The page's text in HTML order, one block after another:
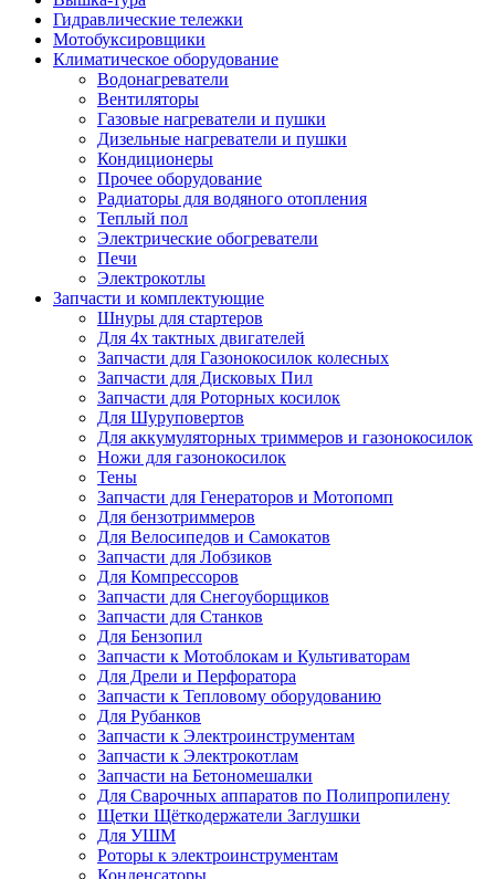
Гидравлические тележки
Мотобуксировщики
Климатическое оборудование
Водонагреватели
Вентиляторы
Газовые нагреватели и пушки
Дизельные нагреватели и пушки
Кондиционеры
Прочее оборудование
Радиаторы для водяного отопления
Теплый пол
Электрические обогреватели
Печи
Электрокотлы
Запчасти и комплектующие
Шнуры для стартеров
Для 4х тактных двигателей
Запчасти для Газонокосилок колесных
Запчасти для Дисковых Пил
Запчасти для Роторных косилок
Для Шуруповертов
Для аккумуляторных триммеров и газонокосилок
Ножи для газонокосилок
Тены
Запчасти для Генераторов и Мотопомп
Для бензотриммеров
Для Велосипедов и Самокатов
Запчасти для Лобзиков
Для Компрессоров
Запчасти для Снегоуборщиков
Запчасти для Станков
Для Бензопил
Запчасти к Мотоблокам и Культиваторам
Для Дрели и Перфоратора
Запчасти к Тепловому оборудованию
Для Рубанков
Запчасти к Электроинструментам
Запчасти к Электрокотлам
Запчасти на Бетономешалки
Для Сварочных аппаратов по Полипропилену
Щетки Щёткодержатели Заглушки
Для УШМ
Роторы к электроинструментам
Конденсаторы